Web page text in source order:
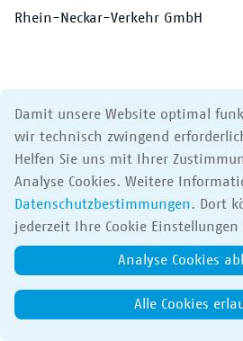
Rhein-Neckar-Verkehr GmbH
Damit unsere Website optimal
wir technisch zwingend
Helfen Sie uns mit Ihrer
Analyse Cookies. Weitere
Datenschutzbestimmungen. Dort
jederzeit Ihre Cookie
Analyse Cookies
Alle Cookies
Apps Impressum Datenschutz
© 2017 Verkehrsverbund Rhein-Neckar